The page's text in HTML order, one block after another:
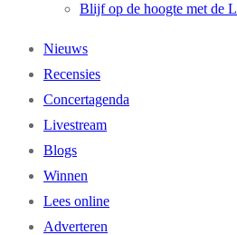
Blijf op de hoogte met de
Nieuws
Recensies
Concertagenda
Livestream
Blogs
Winnen
Lees online
Adverteren